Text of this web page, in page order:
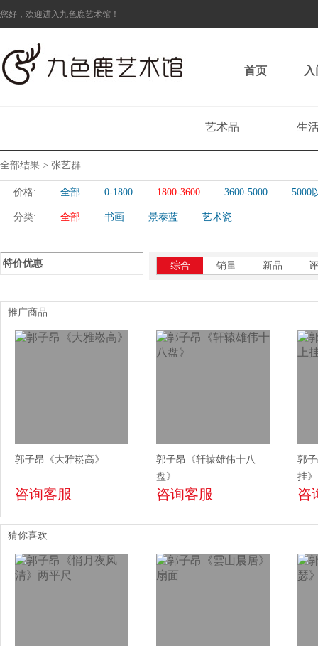
您好，欢迎进入九色鹿艺术馆！
首页
艺术品 生
全部结果 > 张艺群
价格: 全部 0-1800 1800-3600 3600-5000 5000
分类: 全部 书画 景泰蓝 艺术瓷
特价优惠 综合 销量 新品
推广商品
郭子昂《大雅崧高》
咨询客服
郭子昂《轩辕雄伟十八
盘》
咨询客服
郭
挂》
咨
猜你喜欢